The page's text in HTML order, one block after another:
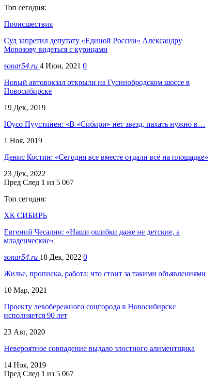
Топ сегодня:
Происшествия
Суд запретил депутату «Единой России» Александру
Морозову видеться с курицами
sonar54.ru 4 Июн, 2021 0
Новый автовокзал открыли на Гусинобродском шоссе в
Новосибирске
19 Дек, 2019
Юусо Пуустинен: «В «Сибири» нет звезд, пахать нужно в…
1 Ноя, 2019
Денис Костин: «Сегодня все вместе отдали всё на площадке»
23 Дек, 2022
Пред След 1 из 5 067
Топ сегодня:
ХК СИБИРЬ
Евгений Чесалин: «Наши ошибки даже не детские, а
младенческие»
sonar54.ru 18 Дек, 2022 0
Жилье, прописка, работа: что стоит за такими объявлениями
10 Мар, 2021
Проекту левобережного соцгорода в Новосибирске
исполняется 90 лет
23 Авг, 2020
Невероятное совпадение выдало злостного алиментщика
14 Ноя, 2019
Пред След 1 из 5 067